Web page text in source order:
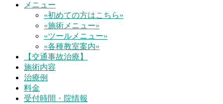
メニュー
«初めての方はこちら»
«施術メニュー»
«ツールメニュー»
«各種教室案内»
【交通事故治療】
施術内容
治療例
料金
受付時間・院情報